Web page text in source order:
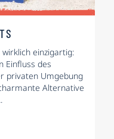
einzigartig:
Einfluss des
privaten Umgebung
Alternative
KOKO APARTMENTS